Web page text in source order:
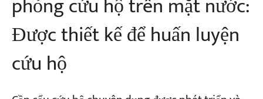
Được thiết kế để huấn luyện
cứu hộ